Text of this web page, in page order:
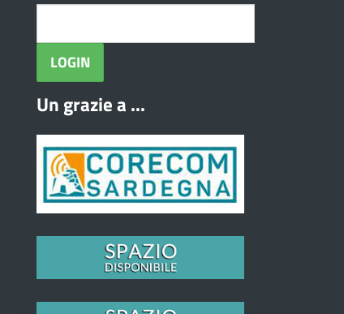
Un grazie a ...